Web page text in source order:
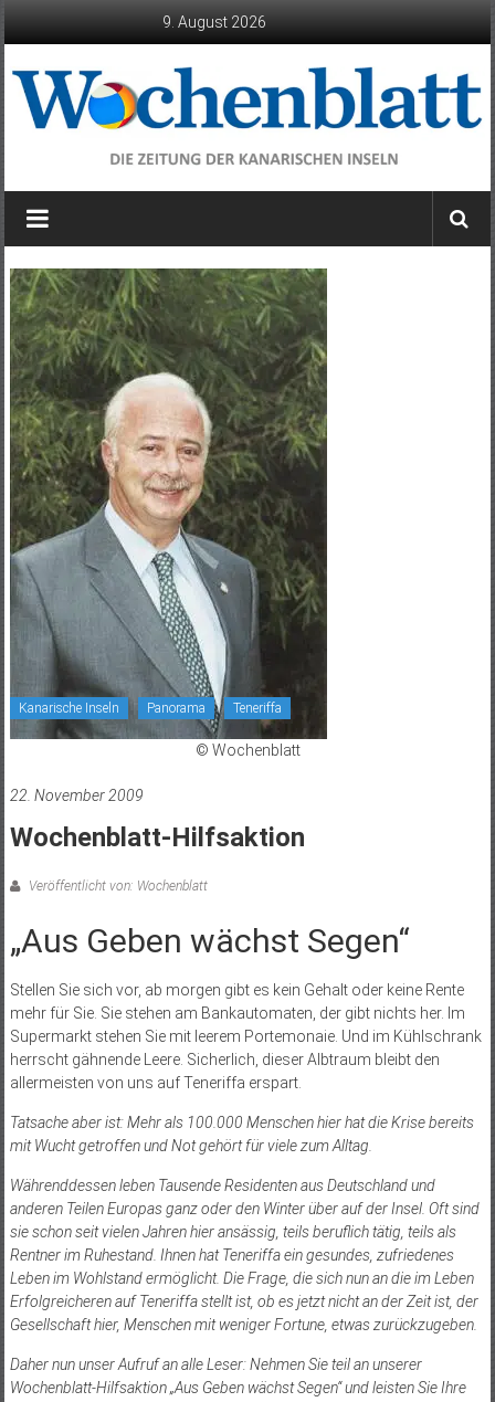
9. August 2026
Wochenblatt
die
der
Kanarischen
Inseln
Kanarische Inseln Panorama Teneriffa
© Wochenblatt
22. November 2009
Wochenblatt-Hilfsaktion
Veröffentlicht von: Wochenblatt
„Aus Geben wächst Segen“
Stellen Sie sich vor, ab morgen gibt es kein Gehalt oder keine Rente
mehr für Sie. Sie stehen am Bankautomaten, der gibt nichts her. Im
Supermarkt stehen Sie mit leerem Portemonaie. Und im Kühlschrank
herrscht gähnende Leere. Sicherlich, dieser Albtraum bleibt den
allermeisten von uns auf Teneriffa erspart.
Tatsache aber ist: Mehr als 100.000 Menschen hier hat die Krise bereits
mit Wucht getroffen und Not gehört für viele zum Alltag.
Währenddessen leben Tausende Residenten aus Deutsch­land und
anderen Teilen Europas ganz oder den Winter über auf der Insel. Oft sind
sie schon seit vielen Jahren hier ansässig, teils beruflich tätig, teils als
Rentner im Ruhestand. Ihnen hat Teneriffa ein gesundes, zufriedenes
Leben im Wohlstand ermöglicht. Die Frage, die sich nun an die im Leben
Erfolgreicheren auf Teneriffa stellt ist, ob es jetzt nicht an der Zeit ist, der
Gesellschaft hier, Menschen mit weniger Fortune, etwas zurückzugeben.
Daher nun unser Aufruf an alle Leser: Nehmen Sie teil an unserer
Wochenblatt-Hilfs­aktion „Aus Geben wächst Segen“ und leisten Sie Ihre